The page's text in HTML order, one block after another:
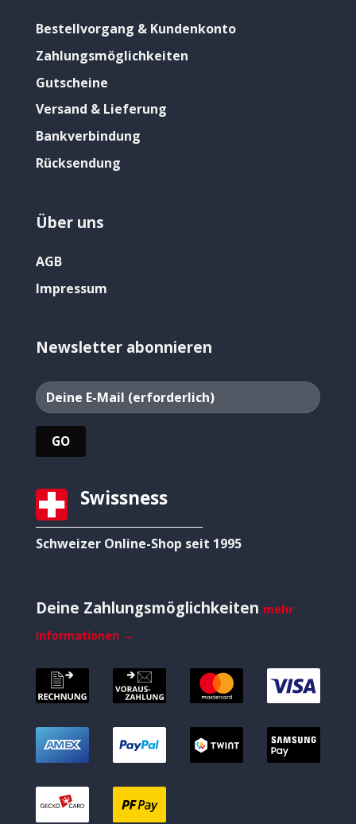
Bestellvorgang & Kundenkonto
Zahlungsmöglichkeiten
Gutscheine
Versand & Lieferung
Bankverbindung
Rücksendung
Über uns
AGB
Impressum
Newsletter abonnieren
Swissness
Schweizer Online-Shop seit 1995
Deine Zahlungsmöglichkeiten mehr
Informationen →